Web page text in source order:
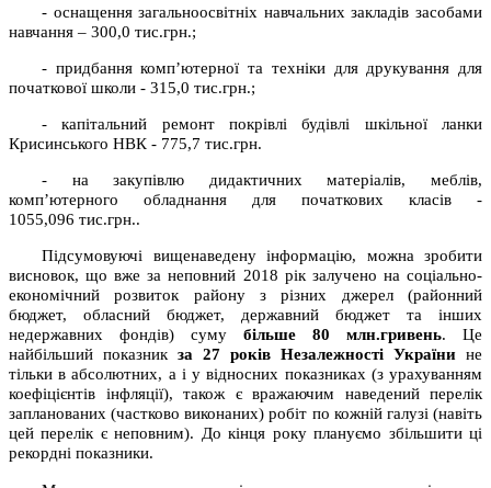
- оснащення загальноосвітніх навчальних закладів засобами
навчання – 300,0 тис.грн.;
- придбання комп’ютерної та техніки для друкування для
початкової школи - 315,0 тис.грн.;
- капітальний ремонт покрівлі будівлі шкільної ланки
Крисинського НВК - 775,7 тис.грн.
- на закупівлю дидактичних матеріалів, меблів,
комп’ютерного обладнання для початкових класів -
1055,096 тис.грн..
Підсумовуючі вищенаведену інформацію, можна зробити
висновок, що вже за неповний 2018 рік залучено на соціально-
економічний розвиток району з різних джерел (районний
бюджет, обласний бюджет, державний бюджет та інших
недержавних фондів) суму більше 80 млн.гривень. Це
найбільший показник за 27 років Незалежності України не
тільки в абсолютних, а і у відносних показниках (з урахуванням
коефіцієнтів інфляції), також є вражаючим наведений перелік
запланованих (частково виконаних) робіт по кожній галузі (навіть
цей перелік є неповним). До кінця року плануємо збільшити ці
рекордні показники.